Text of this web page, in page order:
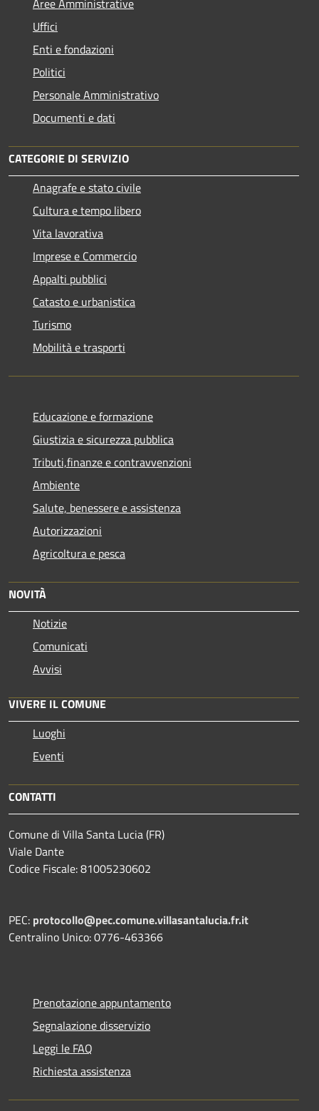
Uffici
Enti e fondazioni
Politici
Personale Amministrativo
Documenti e dati
CATEGORIE DI SERVIZIO
Anagrafe e stato civile
Cultura e tempo libero
Vita lavorativa
Imprese e Commercio
Appalti pubblici
Catasto e urbanistica
Turismo
Mobilità e trasporti
Educazione e formazione
Giustizia e sicurezza pubblica
Tributi,finanze e contravvenzioni
Ambiente
Salute, benessere e assistenza
Autorizzazioni
Agricoltura e pesca
NOVITÀ
Notizie
Comunicati
Avvisi
VIVERE IL COMUNE
Luoghi
Eventi
CONTATTI
Comune di Villa Santa Lucia (FR)
Viale Dante
Codice Fiscale: 81005230602
PEC: protocollo@pec.comune.villasantalucia.fr.it
Centralino Unico: 0776-463366
Prenotazione appuntamento
Segnalazione disservizio
Leggi le FAQ
Richiesta assistenza